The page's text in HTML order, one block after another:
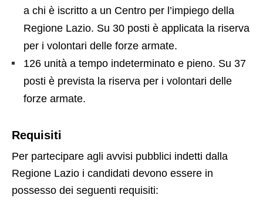
a chi è iscritto a un Centro per l’impiego della
Regione Lazio. Su 30 posti è applicata la riserva
per i volontari delle forze armate.
126 unità a tempo indeterminato e pieno. Su 37
posti è prevista la riserva per i volontari delle
forze armate.
Requisiti
Per partecipare agli avvisi pubblici indetti dalla
Regione Lazio i candidati devono essere in
possesso dei seguenti requisiti: